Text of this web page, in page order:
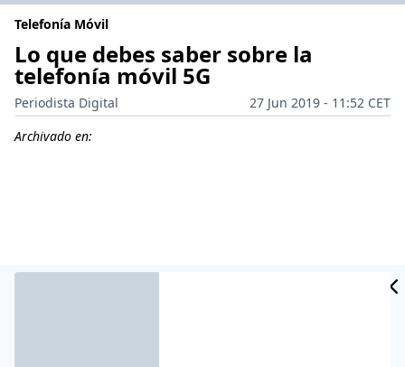
Telefonía Móvil
Lo que debes saber sobre la
telefonía móvil 5G
Periodista Digital
27 Jun 2019 - 11:52 CET
Archivado en: